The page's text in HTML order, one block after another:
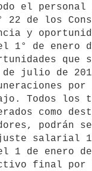
el personal
22 de los
y
1° de enero
que
de julio de
Todos los
como
podrán
Ajuste
1 de enero
final por